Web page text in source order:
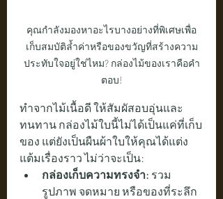
คุณกำลังมองหาอะไรบางอย่างที่พิเศษเพื่อ
เก็บสมบัติล้ำค่าหรือของขวัญที่สร้างความ
ประทับใจอยู่ใช่ไหม? กล่องไม้ของเราคือคำ
ตอบ!
ทำจากไม้เนื้อดี ให้สัมผัสอบอุ่นและ
ทนทาน กล่องไม้ใบนี้ไม่ได้เป็นแค่ที่เก็บ
ของ แต่ยังเป็นผืนผ้าใบให้คุณได้แต่ง
แต้มเรื่องราว ไม่ว่าจะเป็น:
กล่องเก็บความทรงจำ: รวม
รูปภาพ จดหมาย หรือของที่ระลึก